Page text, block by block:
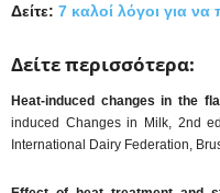
Δείτε: 7 καλοί λόγοι για
Δείτεπερισσότερα:
Heat-induced changes in the
induced Changes in Milk, 2nd
International Dairy Federation,